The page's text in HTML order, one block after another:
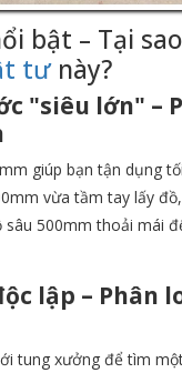
bật – Tại
tưnày?
"siêu lớn" –
giúp bạn tận dụng
vừa tầm tay lấy
sâu 500mm thoải mái
lập – Phân
tung xưởng để tìm